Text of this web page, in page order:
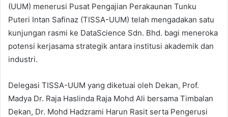
(UUM) menerusi Pusat Pengajian Perakaunan Tunku
Puteri Intan Safinaz (TISSA-UUM) telah mengadakan satu
kunjungan rasmi ke DataScience Sdn. Bhd. bagi meneroka
potensi kerjasama strategik antara institusi akademik dan
industri.
Delegasi TISSA-UUM yang diketuai oleh Dekan, Prof.
Madya Dr. Raja Haslinda Raja Mohd Ali bersama Timbalan
Dekan, Dr. Mohd Hadzrami Harun Rasit serta Pengerusi